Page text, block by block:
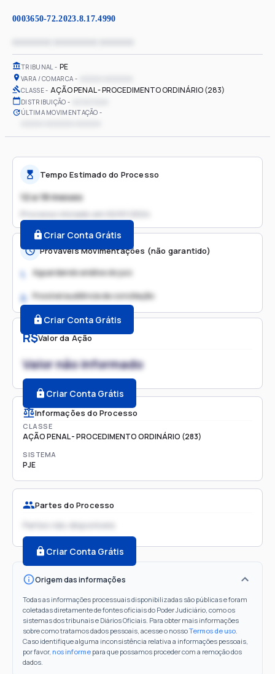
0003650-72.2023.8.17.4990
TRIBUNAL PE
VARA / COMARCA
CLASSE AÇÃO PENAL - PROCEDIMENTO ORDINÁRIO (283)
DISTRIBUIÇÃO
ÚLTIMA MOVIMENTAÇÃO
R$Valor da Ação
Valor não informado
Criar Conta Grátis
Informações do Processo
CLASSE
AÇÃO PENAL - PROCEDIMENTO ORDINÁRIO (283)
SISTEMA
PJE
Partes do Processo
Partes não disponíveis
Criar Conta Grátis
Origem das informações
Todas as informações processuais disponibilizadas são públicas e foram
coletadas diretamente de fontes oficiais do Poder Judiciário, como os
sistemas dos tribunais e Diários Oficiais. Para obter mais informações
sobre como tratamos dados pessoais, acesse o nossoTermos de uso.
Caso identifique alguma inconsistência relativa a informações pessoais,
por favor, nos informe para que possamos proceder com a remoção dos
dados.
Tempo Estimado do Processo
12 a 18 meses
Processo iniciado em
Criar Conta Grátis
Prováveis Movimentações (não garantido)
1. Aguardando análise do juiz
2. Possível audiência de conciliação
Criar Conta Grátis